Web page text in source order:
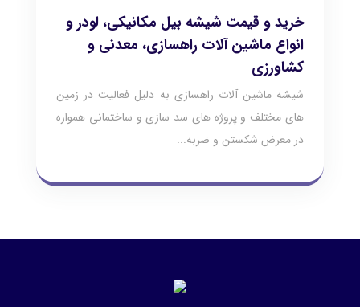
خرید و قیمت شیشه بیل مکانیکی، لودر و
انواع ماشین آلات راهسازی، معدنی و
کشاورزی
شیشه ماشین آلات راهسازی به دلیل فعالیت در زمین
های مختلف و پروژه های سد سازی و ساختمانی همواره
در معرض شکستن و ضربه...